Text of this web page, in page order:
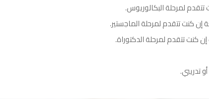
تتقدم لمرحلة البكالوريوس.
كنت تتقدم لمرحلة الماجستير.
كنت تتقدم لمرحلة الدكتوراة.
تدريبي.